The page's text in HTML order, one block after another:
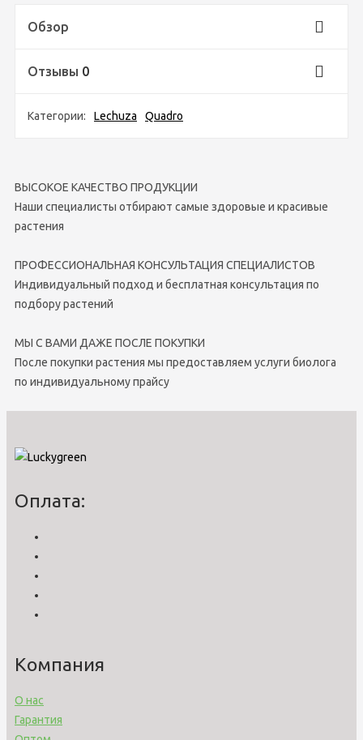
Обзор
Отзывы 0
Категории: Lechuza Quadro
ВЫСОКОЕ КАЧЕСТВО ПРОДУКЦИИ
Наши специалисты отбирают самые здоровые и красивые
растения
ПРОФЕССИОНАЛЬНАЯ КОНСУЛЬТАЦИЯ СПЕЦИАЛИСТОВ
Индивидуальный подход и бесплатная консультация по
подбору растений
МЫ С ВАМИ ДАЖЕ ПОСЛЕ ПОКУПКИ
После покупки растения мы предоставляем услуги биолога
по индивидуальному прайсу
Оплата:
Компания
О нас
Гарантия